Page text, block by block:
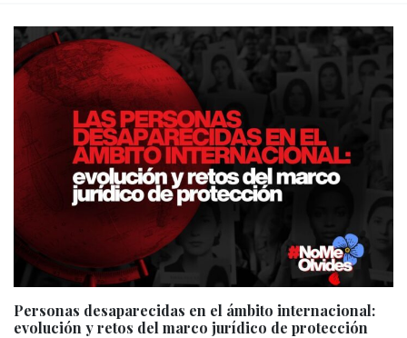
Personas desaparecidas en el ámbito internacional:
evolución y retos del marco jurídico de protección